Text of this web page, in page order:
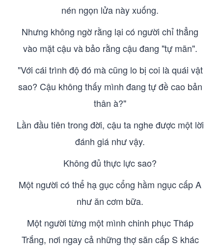
nén ngọn lửa này xuống.
Nhưng không ngờ rằng lại có người chỉ thẳng
vào mặt cậu và bảo rằng cậu đang "tự mãn".
"Với cái trình độ đó mà cũng lo bị coi là quái vật
sao? Cậu không thấy mình đang tự đề cao bản
thân à?"
Lần đầu tiên trong đời, cậu ta nghe được một lời
đánh giá như vậy.
Không đủ thực lực sao?
Một người có thể hạ gục cổng hầm ngục cấp A
như ăn cơm bữa.
Một người từng một mình chinh phục Tháp
Trắng, nơi ngay cả những thợ săn cấp S khác